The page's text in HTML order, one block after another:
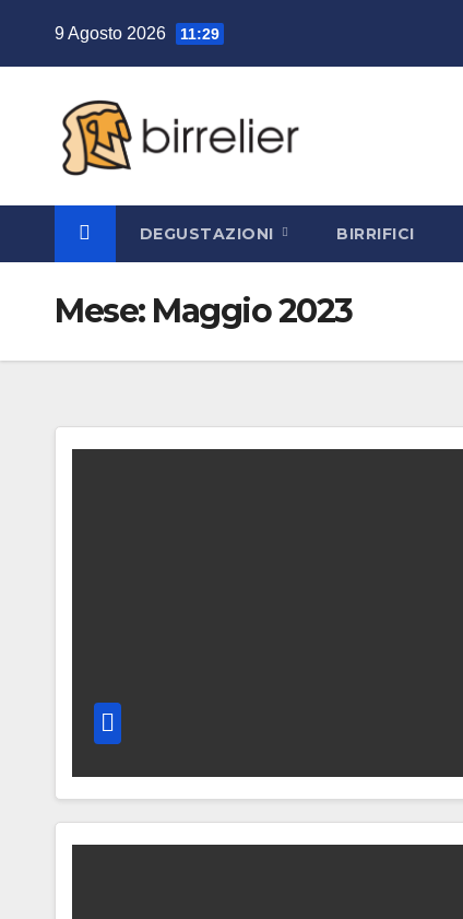
9 Agosto 2026 11:29
DEGUSTAZIONI BIRRIFICI
Mese: Maggio 2023